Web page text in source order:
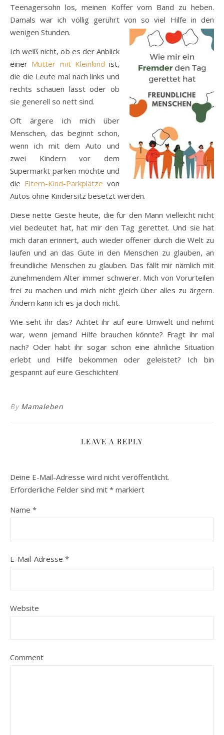
Teenagersohn los, meinen Koffer vom Band zu heben.
Damals war ich völlig gerührt von so viel Hilfe in den
wenigen Stunden.
Ich weiß nicht, ob es der Anblick
einer Mutter mit Kleinkind ist,
die die Leute mal nach links und
rechts schauen lässt oder ob
sie generell so nett sind.
Oft ärgere ich mich über
Menschen, das beginnt schon,
wenn ich mit dem Auto und
zwei Kindern vor dem
Supermarkt parken möchte und
die Eltern-Kind-Parkplätze von
Autos ohne Kindersitz besetzt werden.
Diese nette Geste heute, die für den Mann vielleicht nicht
viel bedeutet hat, hat mir den Tag gerettet. Und sie hat
mich daran erinnert, auch wieder offener durch die Welt zu
laufen und an das Gute in den Menschen zu glauben, an
freundliche Menschen zu glauben. Das fällt mir nämlich mit
zunehmendem Alter immer schwerer. Mich von Vorurteilen
frei zu machen und mich nicht gleich über alles zu ärgern.
Ändern kann ich es ja doch nicht.
Wie seht ihr das? Achtet ihr auf eure Umwelt und nehmt
war, wenn jemand Hilfe brauchen könnte? Fragt ihr mal
nach? Oder habt ihr sogar schon eine ähnliche Situation
erlebt und Hilfe bekommen oder geleistet? Ich bin
gespannt auf eure Geschichten!
By Mamaleben
LEAVE A REPLY
Deine E-Mail-Adresse wird nicht veröffentlicht.
Erforderliche Felder sind mit * markiert
Name *
E-Mail-Adresse *
Website
Comment